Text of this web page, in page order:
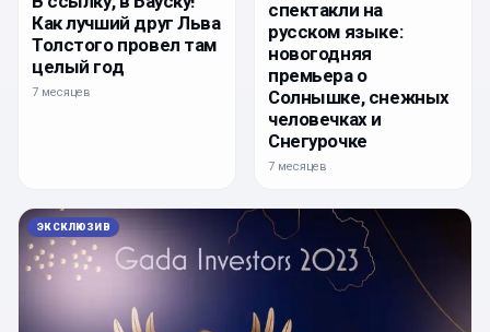
Как лучший друг Льва
Толстого провел там
целый год
7 месяцев
спектакли на
русском языке:
новогодняя
премьера о
Солнышке, снежных
человечках и
Снегурочке
7 месяцев
ЭКСКЛЮЗИВ